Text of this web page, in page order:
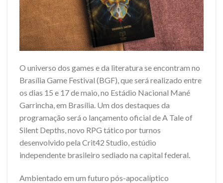
O universo dos games e da literatura se encontram no
Brasília Game Festival (BGF), que será realizado entre
os dias 15 e 17 de maio, no Estádio Nacional Mané
Garrincha, em Brasília. Um dos destaques da
programação será o lançamento oficial de A Tale of
Silent Depths, novo RPG tático por turnos
desenvolvido pela Crit42 Studio, estúdio
independente brasileiro sediado na capital federal.
Ambientado em um futuro pós-apocalíptico